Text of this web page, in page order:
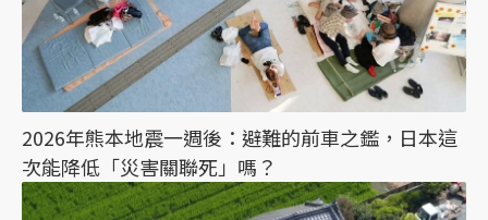
2026年熊本地震一週後：避難的前車之鑑，日本這
次能降低「災害關聯死」嗎？